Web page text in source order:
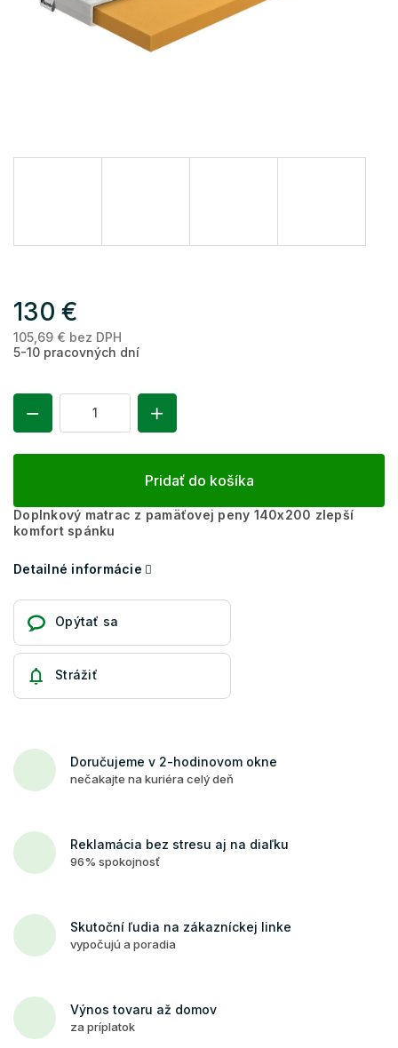
130 €
105,69 € bez DPH
5-10 pracovných dní
Pridať do košíka
Doplnkový matrac z pamäťovej peny 140x200 zlepší
komfort spánku
Detailné informácie
Opýtať sa
Strážiť
Doručujeme v 2-hodinovom okne
nečakajte na kuriéra celý deň
Reklamácia bez stresu aj na diaľku
96% spokojnosť
Skutoční ľudia na zákazníckej linke
vypočujú a poradia
Výnos tovaru až domov
za príplatok